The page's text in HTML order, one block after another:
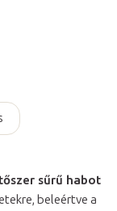
sűrű habot
beleértve a